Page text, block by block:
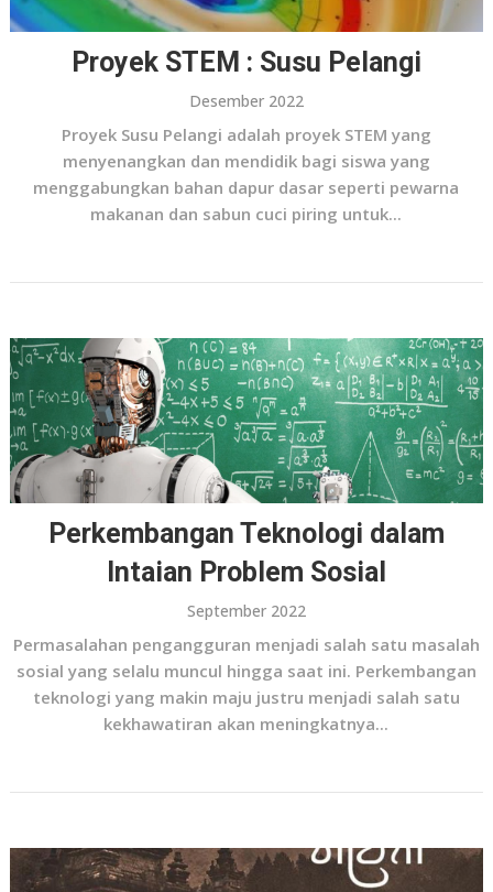
Proyek STEM : Susu Pelangi
Desember 2022
Proyek Susu Pelangi adalah proyek STEM yang
menyenangkan dan mendidik bagi siswa yang
menggabungkan bahan dapur dasar seperti pewarna
makanan dan sabun cuci piring untuk...
Perkembangan Teknologi dalam
Intaian Problem Sosial
September 2022
Permasalahan pengangguran menjadi salah satu masalah
sosial yang selalu muncul hingga saat ini. Perkembangan
teknologi yang makin maju justru menjadi salah satu
kekhawatiran akan meningkatnya...